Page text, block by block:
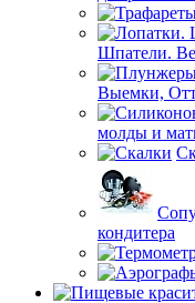
Шпатели.
Выемки,
молды и
кондитера